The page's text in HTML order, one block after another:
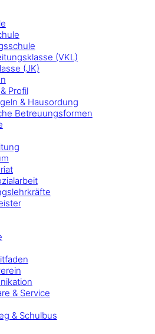
(VKL)
(JK)
Profil
& Hausordung
Betreuungsformen
& Service
& Schulbus